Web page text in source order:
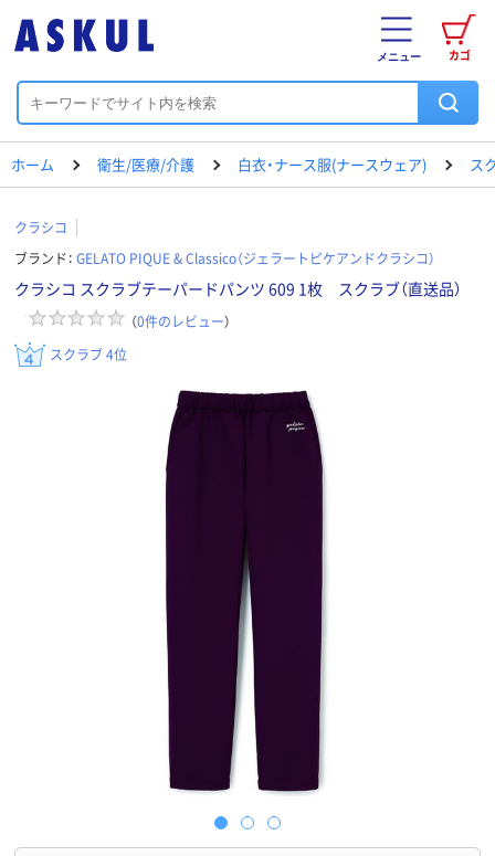
カゴ
メニュー
ホーム 衛生/医療/介護 白衣・ナース服(ナースウェア) ス
クラシコ
ブランド： GELATO PIQUE & Classico（ジェラートピケアンドクラシコ）
クラシコ スクラブテーパードパンツ 609 1枚 スクラブ（直送品）
（0件のレビュー）
スクラブ 4位